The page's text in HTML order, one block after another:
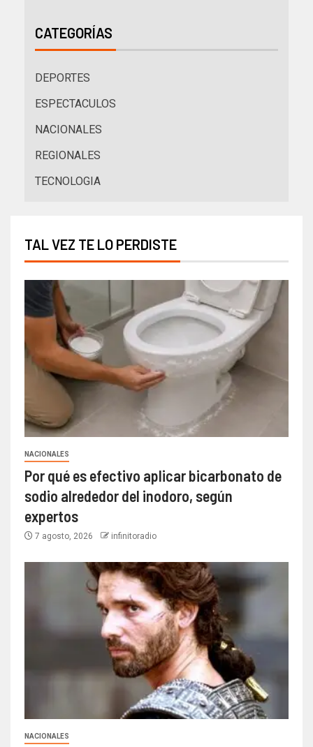
CATEGORÍAS
DEPORTES
ESPECTACULOS
NACIONALES
REGIONALES
TECNOLOGIA
TAL VEZ TE LO PERDISTE
NACIONALES
Por qué es efectivo aplicar bicarbonato de
sodio alrededor del inodoro, según
expertos
7 agosto, 2026 infinitoradio
NACIONALES